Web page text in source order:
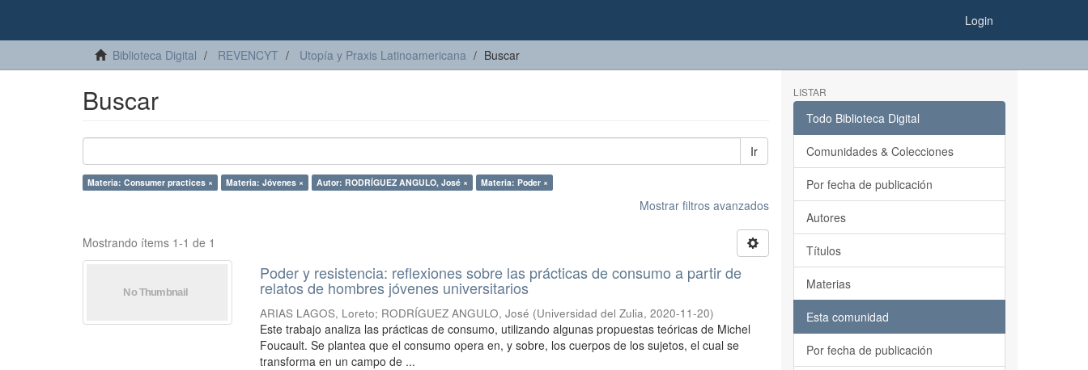
Login
Biblioteca Digital REVENCYT Utopía y Praxis Latinoamericana Buscar
Buscar
Ir
Materia: Consumer practices × Materia: Jóvenes × Autor: RODRÍGUEZ ANGULO, José × Materia: Poder ×
Mostrar filtros avanzados
Mostrando ítems 1-1 de 1
Poder y resistencia: reflexiones sobre las prácticas de consumo a partir de
relatos de hombres jóvenes universitarios
ARIAS LAGOS, Loreto; RODRÍGUEZ ANGULO, José (Universidad del Zulia,2020-11-20)
Este trabajo analiza las prácticas de consumo, utilizando algunas propuestas teóricas de Michel
Foucault. Se plantea que el consumo opera en, y sobre, los cuerpos de los sujetos, el cual se
transforma en un campo de ...
LISTAR
Todo Biblioteca Digital
Comunidades & Colecciones
Por fecha de publicación
Autores
Títulos
Materias
Esta comunidad
Por fecha de publicación